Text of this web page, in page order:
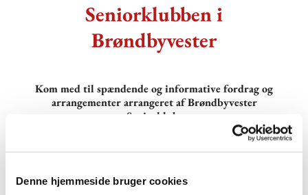
Denne hjemmeside bruger cookies
Seniorklubben i
Brøndbyvester
Kom med til spændende og informative fordrag og
arrangementer arrangeret af Brøndbyvester
Seniorklub.
Brøndbyvester Seniorklub er en gren af Brøndbyvester
samspillet mellem hjem, kirke og sogn.